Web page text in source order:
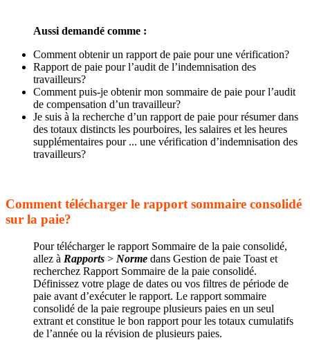
Aussi demandé comme :
Comment obtenir un rapport de paie pour une vérification?
Rapport de paie pour l’audit de l’indemnisation des
travailleurs?
Comment puis-je obtenir mon sommaire de paie pour l’audit
de compensation d’un travailleur?
Je suis à la recherche d’un rapport de paie pour résumer dans
des totaux distincts les pourboires, les salaires et les heures
supplémentaires pour ... une vérification d’indemnisation des
travailleurs?
Comment télécharger le rapport sommaire consolidé
sur la paie?
Pour télécharger le rapport Sommaire de la paie consolidé,
allez à Rapports > Norme dans Gestion de paie Toast et
recherchez Rapport Sommaire de la paie consolidé.
Définissez votre plage de dates ou vos filtres de période de
paie avant d’exécuter le rapport. Le rapport sommaire
consolidé de la paie regroupe plusieurs paies en un seul
extrant et constitue le bon rapport pour les totaux cumulatifs
de l’année ou la révision de plusieurs paies.